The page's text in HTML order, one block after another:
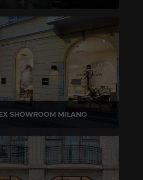
T +39 0422 849201
SHOWROOM MILANO
T +39 02 80582955